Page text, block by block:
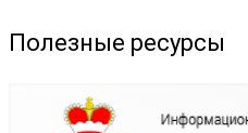
Полезные ресурсы